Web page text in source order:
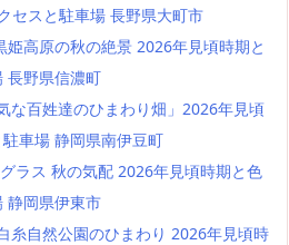
セスと駐車場 長野県大町市
高原の秋の絶景 2026年見頃時期と
長野県信濃町
な百姓達のひまわり畑」2026年見頃
車場 静岡県南伊豆町
ラス 秋の気配 2026年見頃時期と色
静岡県伊東市
糸自然公園のひまわり 2026年見頃時